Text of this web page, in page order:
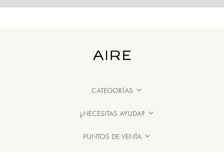
CATEGORÍAS
¿NECESITAS AYUDA?
PUNTOS DE VENTA